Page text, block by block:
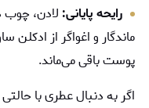
رایحه پایانی: لادن،
ماندگار و اغواگر از
پوست باقی می‌ماند.
اگر به دنبال عطری با